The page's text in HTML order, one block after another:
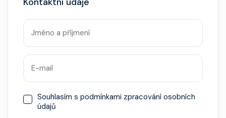
Souhlasím s podmínkami zpracování osobních
údajů